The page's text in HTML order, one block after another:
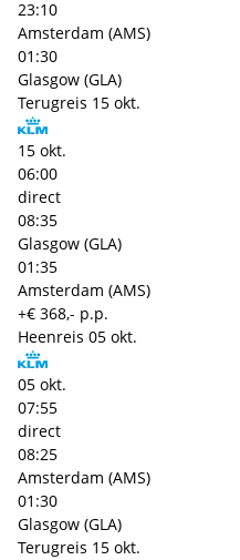
23:10
Amsterdam (AMS)
01:30
Glasgow (GLA)
Terugreis 15 okt.
15 okt.
06:00
direct
08:35
Glasgow (GLA)
01:35
Amsterdam (AMS)
+€ 368,- p.p.
Heenreis 05 okt.
05 okt.
07:55
direct
08:25
Amsterdam (AMS)
01:30
Glasgow (GLA)
Terugreis 15 okt.